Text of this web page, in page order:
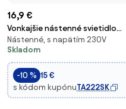
16,9 €
Vonkajšie nástenné svietidlo
1xE27/20W/230V IP43 patina
Nástenné, s napätím 230V
Skladom
-10 % 15 €
s kódom kupónuTA222SK